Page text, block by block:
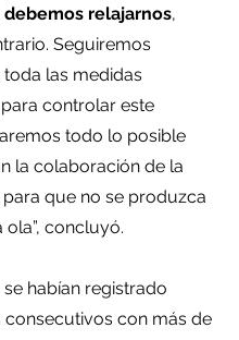
relajarnos,
Seguiremos
las medidas
controlar este
todo lo posible
la colaboración de la
que no se produzca
ola”, concluyó.
se habían registrado
consecutivos con más de